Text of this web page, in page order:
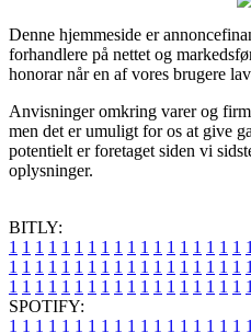
Denne hjemmeside er
forhandlere på nettet og
honorar når en af vores brugere
Anvisninger omkring varer og
men det er umuligt for os at give
potentielt er foretaget siden vi
oplysninger.
BITLY:
1 1 1 1 1 1 1 1 1 1 1 1 1 1 1 1 1 1 1
1 1 1 1 1 1 1 1 1 1 1 1 1 1 1 1 1 1 1
1 1 1 1 1 1 1 1 1 1 1 1 1 1 1 1 1 1 1
SPOTIFY:
1 1 1 1 1 1 1 1 1 1 1 1 1 1 1 1 1 1 1